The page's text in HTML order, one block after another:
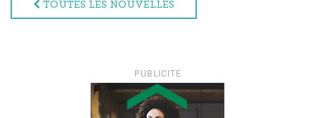
TOUTES LES NOUVELLES